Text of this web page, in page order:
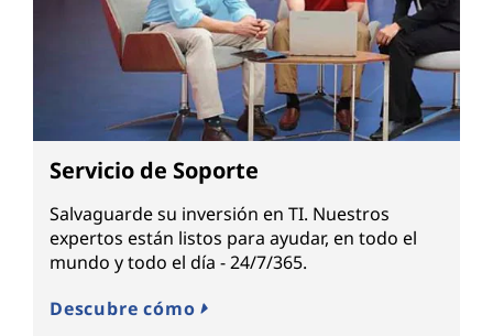
Servicio de Soporte
Salvaguarde su inversión en TI. Nuestros
expertos están listos para ayudar, en todo el
mundo y todo el día - 24/7/365.
Descubre cómo